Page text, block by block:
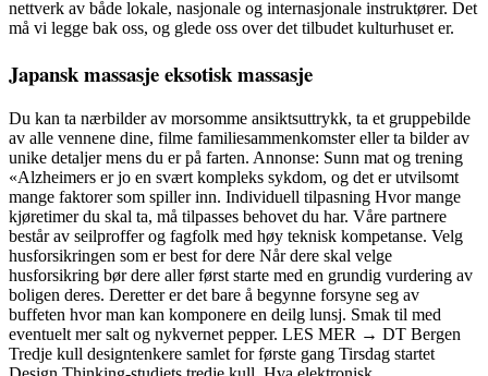
nettverk av både lokale, nasjonale og internasjonale instruktører. Det
må vi legge bak oss, og glede oss over det tilbudet kulturhuset er.
Japansk massasje eksotisk massasje
Du kan ta nærbilder av morsomme ansiktsuttrykk, ta et gruppebilde
av alle vennene dine, filme familiesammenkomster eller ta bilder av
unike detaljer mens du er på farten. Annonse: Sunn mat og trening
«Alzheimers er jo en svært kompleks sykdom, og det er utvilsomt
mange faktorer som spiller inn. Individuell tilpasning Hvor mange
kjøretimer du skal ta, må tilpasses behovet du har. Våre partnere
består av seilproffer og fagfolk med høy teknisk kompetanse. Velg
husforsikringen som er best for dere Når dere skal velge
husforsikring bør dere aller først starte med en grundig vurdering av
boligen deres. Deretter er det bare å begynne forsyne seg av
buffeten hvor man kan komponere en deilg lunsj. Smak til med
eventuelt mer salt og nykvernet pepper. LES MER → DT Bergen
Tredje kull designtenkere samlet for første gang Tirsdag startet